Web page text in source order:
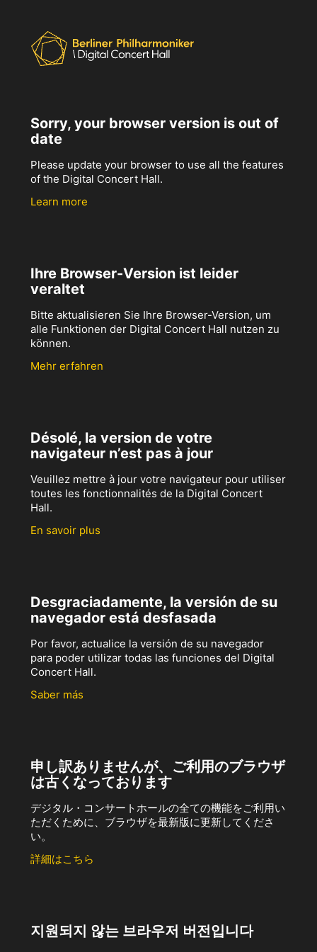
Sorry, your browser version is out of
date
Please update your browser to use all the features
of the Digital Concert Hall.
Learn more
Ihre Browser-Version ist leider
veraltet
Bitte aktualisieren Sie Ihre Browser-Version, um
alle Funktionen der Digital Concert Hall nutzen zu
können.
Mehr erfahren
Désolé, la version de votre
navigateur n’est pas à jour
Veuillez mettre à jour votre navigateur pour utiliser
toutes les fonctionnalités de la Digital Concert
Hall.
En savoir plus
Desgraciadamente, la versión de su
navegador está desfasada
Por favor, actualice la versión de su navegador
para poder utilizar todas las funciones del Digital
Concert Hall.
Saber más
申し訳ありませんが、ご利用のブラウザ
は古くなっております
デジタル・コンサートホールの全ての機能をご利用い
ただくために、ブラウザを最新版に更新してくださ
い。
詳細はこちら
지원되지 않는 브라우저 버전입니다